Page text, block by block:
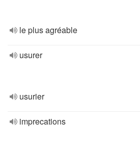
le plus agréable
usurer
usurier
imprecations